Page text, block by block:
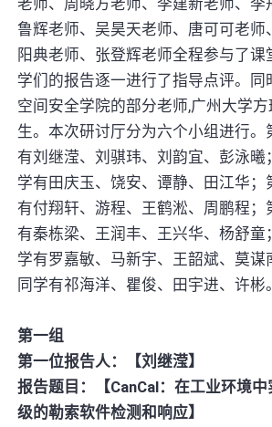
鲁辉老师、吴昊天老师、唐可可老师
阳典老师、张登辉老师全程参与了课
学们的报告逐一进行了指导点评。同
空间安全学院的部分老师,广州大学
生。本次研讨厅分为六个小组进行。
有刘继滢、刘骐玮、刘韵宜、彭泳曦
学有田庆玉、饶安、谭静、田江华；
有付翔轩、游程、王鹤淞、周鹏程；
有秦栋梁、王润丰、王兴华、杨舒童
学有罗嘉敏、马新宇、王韶斌、莫谋
同学有祁海洋、瞿俊、田宇进、许彬。
第一组
第一位报告人：【刘继滢】
报告题目：【CanCal：在工业环境
级的勒索软件检测和响应】